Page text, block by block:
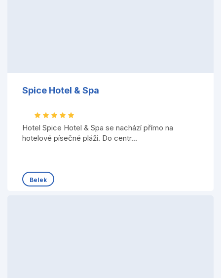
Spice Hotel & Spa
Hotel Spice Hotel & Spa se nachází přímo na
hotelové písečné pláži. Do centr...
Belek